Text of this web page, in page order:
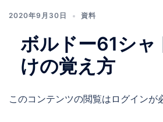
2020年9月30日 資料
ボルドー61シャ
けの覚え方
このコンテンツの閲覧はログインが